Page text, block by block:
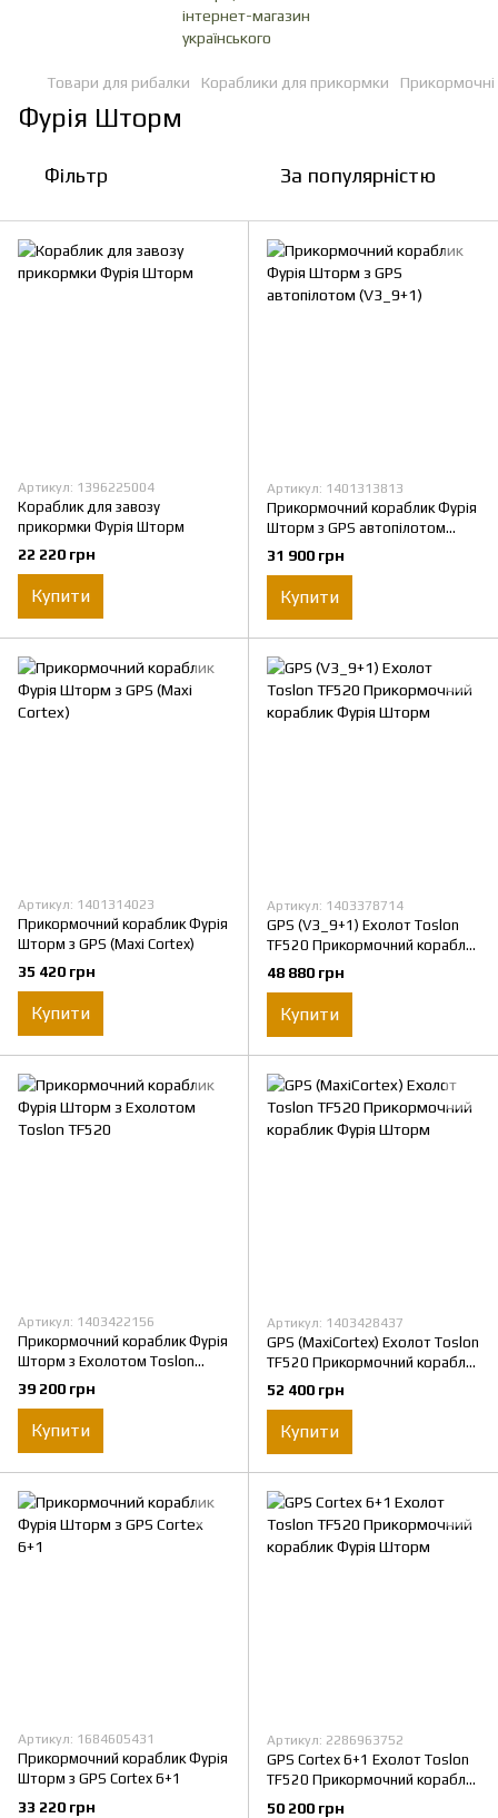
Товари для рибалки Кораблики для прикормки
Фурія Шторм
Фільтр За популярністю
Артикул: 1396225004
Кораблик для завозу
прикормки Фурія Шторм
22 220 грн
Купити
Артикул: 1401313813
Прикормочний кораблик Фурія
Шторм з GPS автопілотом
(V3_9+1)
31 900 грн
Купити
Артикул: 1401314023
Прикормочний кораблик Фурія
Шторм з GPS (Maxi Cortex)
35 420 грн
Купити
Артикул: 1403378714
GPS (V3_9+1) Ехолот Toslon
TF520 Прикормочний кораблик
Фурія Шторм
48 880 грн
Купити
Артикул: 1403422156
Прикормочний кораблик Фурія
Шторм з Ехолотом Toslon
TF520
39 200 грн
Купити
Артикул: 1403428437
GPS (MaxiCortex) Ехолот Toslon
TF520 Прикормочний кораблик
Фурія Шторм
52 400 грн
Купити
Артикул: 1684605431
Прикормочний кораблик Фурія
Шторм з GPS Cortex 6+1
33 220 грн
Артикул: 2286963752
GPS Cortex 6+1 Ехолот Toslon
TF520 Прикормочний кораблик
Фурія Шторм
50 200 грн